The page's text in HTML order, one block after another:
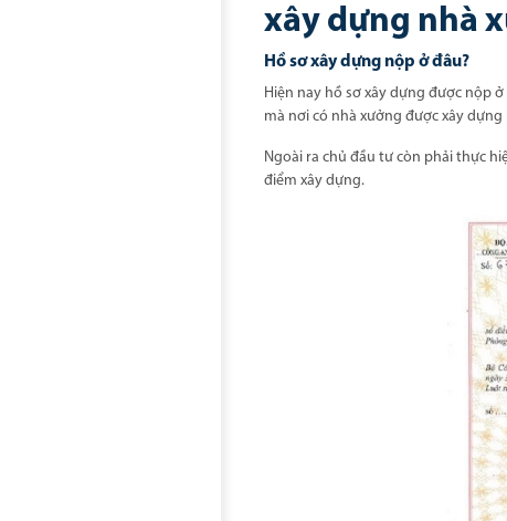
xây dựng nhà
Hồ sơ xây dựng nộp ở đâu?
Hiện nay hồ sơ xây dựng được nộp
mà nơi có nhà xưởng được xây dựng
Ngoài ra chủ đầu tư còn phải thực
điểm xây dựng.